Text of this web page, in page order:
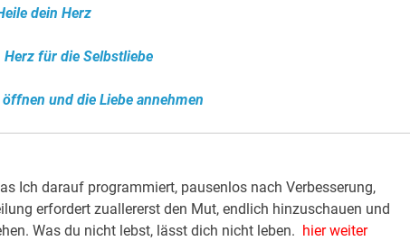
dein Herz
Herz für die Selbstliebe
und die Liebe annehmen
Ich darauf programmiert, pausenlos nach Verbesserung,
erfordert zuallererst den Mut, endlich hinzuschauen und
Was du nicht lebst, lässt dich nicht leben. hier weiter